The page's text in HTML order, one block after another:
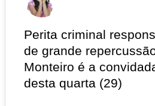
Perita criminal
de grande
Monteiro é a
desta quarta (29)